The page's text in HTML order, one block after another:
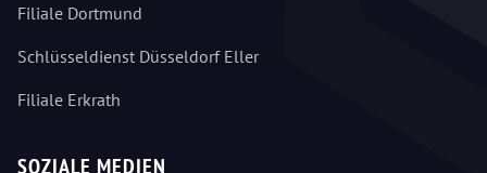
Filiale Dortmund
Schlüsseldienst Düsseldorf Eller
Filiale Erkrath
SOZIALE MEDIEN